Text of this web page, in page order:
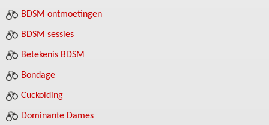
BDSM ontmoetingen
BDSM sessies
Betekenis BDSM
Bondage
Cuckolding
Dominante Dames